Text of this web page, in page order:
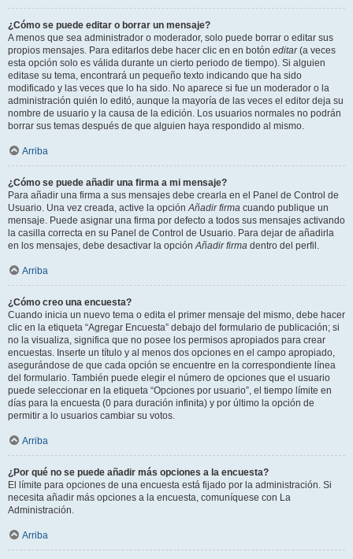
¿Cómo se puede editar o borrar un mensaje?
A menos que sea administrador o moderador, solo puede borrar o editar sus
propios mensajes. Para editarlos debe hacer clic en en botón editar(a veces
esta opción solo es válida durante un cierto periodo de tiempo). Si alguien
editase su tema, encontrará un pequeño texto indicando que ha sido
modificado y las veces que lo ha sido. No aparece si fue un moderador o la
administración quién lo editó, aunque la mayoría de las veces el editor deja su
nombre de usuario y la causa de la edición. Los usuarios normales no podrán
borrar sus temas después de que alguien haya respondido al mismo.
Arriba
¿Cómo se puede añadir una firma a mi mensaje?
Para añadir una firma a sus mensajes debe crearla en el Panel de Control de
Usuario. Una vez creada, active la opciónAñadir firma cuando publique un
mensaje. Puede asignar una firma por defecto a todos sus mensajes activando
la casilla correcta en su Panel de Control de Usuario. Para dejar de añadirla
en los mensajes, debe desactivar la opciónAñadir firma dentro del perfil.
Arriba
¿Cómo creo una encuesta?
Cuando inicia un nuevo tema o edita el primer mensaje del mismo, debe hacer
clic en la etiqueta “Agregar Encuesta” debajo del formulario de publicación; si
no la visualiza, significa que no posee los permisos apropiados para crear
encuestas. Inserte un título y al menos dos opciones en el campo apropiado,
asegurándose de que cada opción se encuentre en la correspondiente línea
del formulario. También puede elegir el número de opciones que el usuario
puede seleccionar en la etiqueta “Opciones por usuario”, el tiempo límite en
días para la encuesta (0 para duración infinita) y por último la opción de
permitir a lo usuarios cambiar su votos.
Arriba
¿Por qué no se puede añadir más opciones a la encuesta?
El límite para opciones de una encuesta está fijado por la administración. Si
necesita añadir más opciones a la encuesta, comuníquese con La
Administración.
Arriba